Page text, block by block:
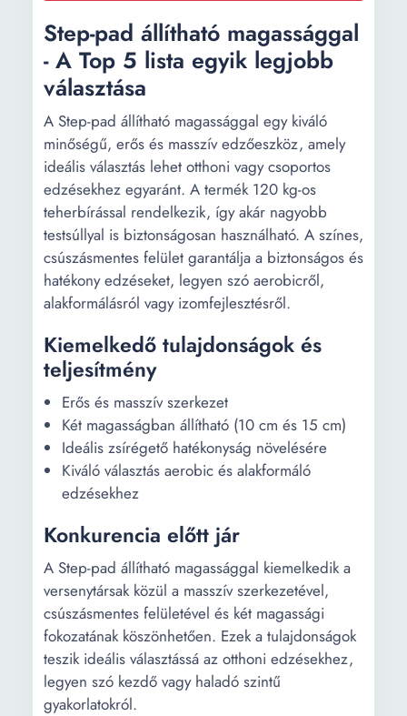
Step-pad állítható magassággal
- A Top 5 lista egyik legjobb
választása
A Step-pad állítható magassággal egy kiváló
minőségű, erős és masszív edzőeszköz, amely
ideális választás lehet otthoni vagy csoportos
edzésekhez egyaránt. A termék 120 kg-os
teherbírással rendelkezik, így akár nagyobb
testsúllyal is biztonságosan használható. A színes,
csúszásmentes felület garantálja a biztonságos és
hatékony edzéseket, legyen szó aerobicről,
alakformálásról vagy izomfejlesztésről.
Kiemelkedő tulajdonságok és
teljesítmény
Erős és masszív szerkezet
Két magasságban állítható (10 cm és 15 cm)
Ideális zsírégető hatékonyság növelésére
Kiváló választás aerobic és alakformáló
edzésekhez
Konkurencia előtt jár
A Step-pad állítható magassággal kiemelkedik a
versenytársak közül a masszív szerkezetével,
csúszásmentes felületével és két magassági
fokozatának köszönhetően. Ezek a tulajdonságok
teszik ideális választássá az otthoni edzésekhez,
legyen szó kezdő vagy haladó szintű
gyakorlatokról.